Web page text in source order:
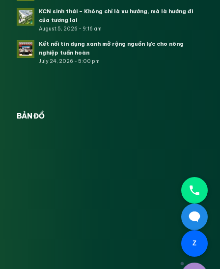
KCN sinh thái – Không chỉ là xu hướng, mà là hướng đi
của tương lai
August 5, 2026 - 9:16 am
Kết nối tín dụng xanh mở rộng nguồn lực cho nông
nghiệp tuần hoàn
July 24, 2026 - 5:00 pm
BẢN ĐỒ
Z